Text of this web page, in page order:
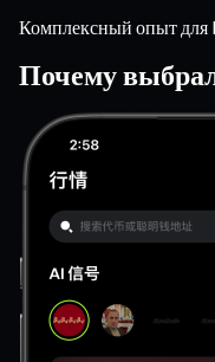
Комплексный опыт для
Почему